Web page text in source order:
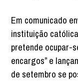
Em comunicado
instituição
pretende ocupar-
encargos” e
de setembro se